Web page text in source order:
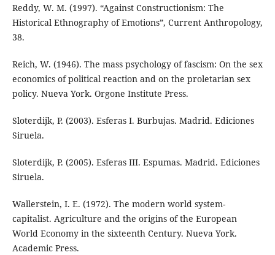
Reddy, W. M. (1997). “Against Constructionism: The
Historical Ethnography of Emotions”, Current Anthropology,
38.
Reich, W. (1946). The mass psychology of fascism: On the sex
economics of political reaction and on the proletarian sex
policy. Nueva York. Orgone Institute Press.
Sloterdijk, P. (2003). Esferas I. Burbujas. Madrid. Ediciones
Siruela.
Sloterdijk, P. (2005). Esferas III. Espumas. Madrid. Ediciones
Siruela.
Wallerstein, I. E. (1972). The modern world system-
capitalist. Agriculture and the origins of the European
World Economy in the sixteenth Century. Nueva York.
Academic Press.